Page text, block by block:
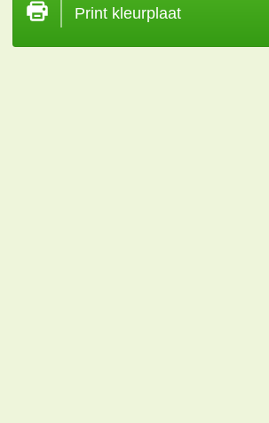
Print kleurplaat